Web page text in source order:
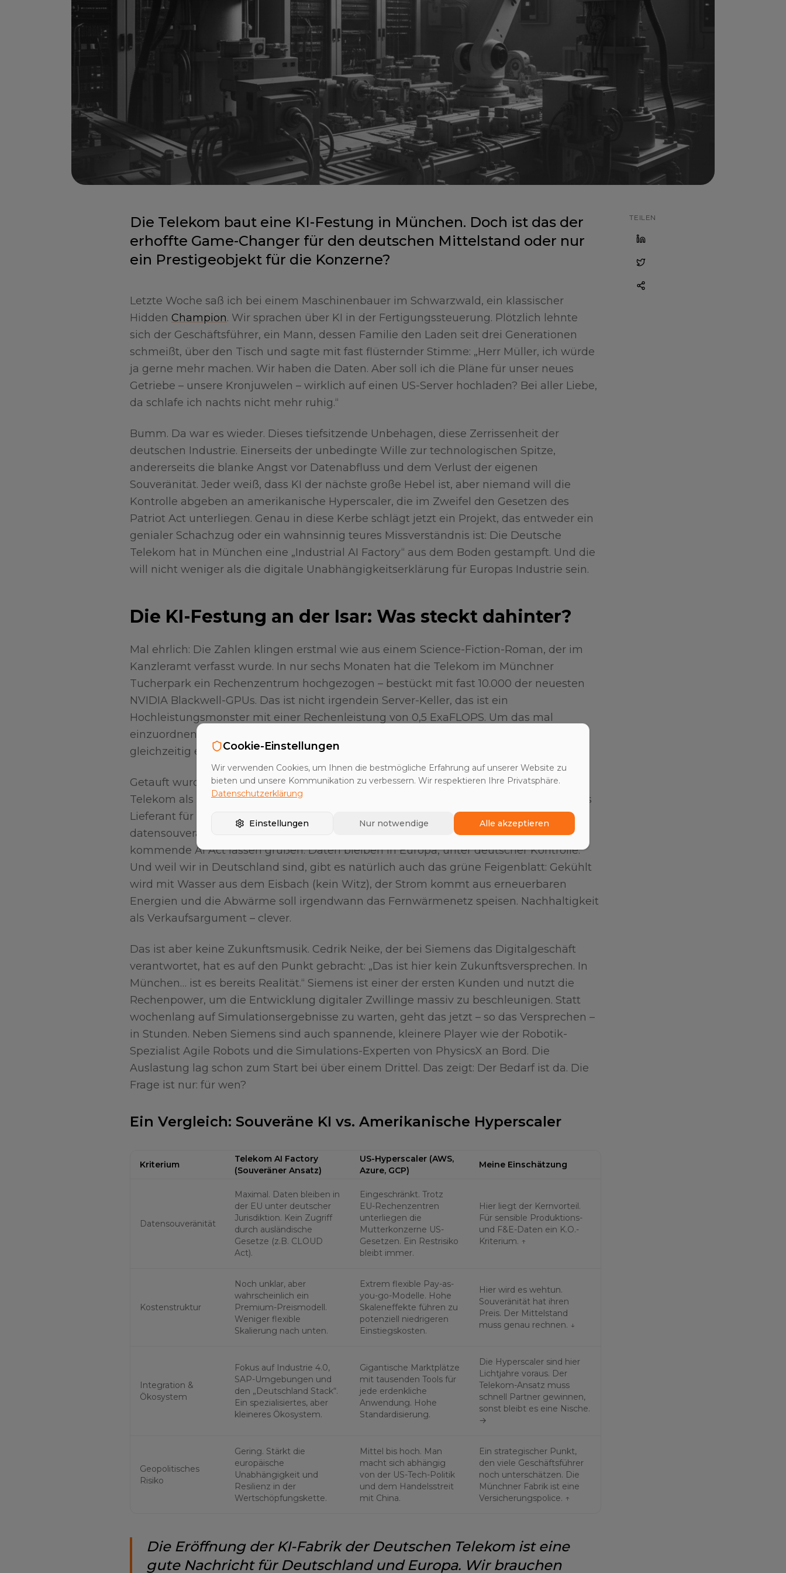
Die Telekom baut eine KI-Festung in München. Doch ist das der
erhoffte Game-Changer für den deutschen Mittelstand oder nur
ein Prestigeobjekt für die Konzerne?
Letzte Woche saß ich bei einem Maschinenbauer im Schwarzwald, ein klassischer
Hidden Champion. Wir sprachen über KI in der Fertigungssteuerung. Plötzlich lehnte
sich der Geschäftsführer, ein Mann, dessen Familie den Laden seit drei Generationen
schmeißt, über den Tisch und sagte mit fast flüsternder Stimme: „Herr Müller, ich würde
ja gerne mehr machen. Wir haben die Daten. Aber soll ich die Pläne für unser neues
Getriebe – unsere Kronjuwelen – wirklich auf einen US-Server hochladen? Bei aller Liebe,
da schlafe ich nachts nicht mehr ruhig.“
Bumm. Da war es wieder. Dieses tiefsitzende Unbehagen, diese Zerrissenheit der
deutschen Industrie. Einerseits der unbedingte Wille zur technologischen Spitze,
andererseits die blanke Angst vor Datenabfluss und dem Verlust der eigenen
Souveränität. Jeder weiß, dass KI der nächste große Hebel ist, aber niemand will die
Kontrolle abgeben an amerikanische Hyperscaler, die im Zweifel den Gesetzen des
Patriot Act unterliegen. Genau in diese Kerbe schlägt jetzt ein Projekt, das entweder ein
genialer Schachzug oder ein wahnsinnig teures Missverständnis ist: Die Deutsche
Telekom hat in München eine „Industrial AI Factory“ aus dem Boden gestampft. Und die
will nicht weniger als die digitale Unabhängigkeitserklärung für Europas Industrie sein.
Die KI-Festung an der Isar: Was steckt dahinter?
Mal ehrlich: Die Zahlen klingen erstmal wie aus einem Science-Fiction-Roman, der im
Kanzleramt verfasst wurde. In nur sechs Monaten hat die Telekom im Münchner
Tucherpark ein Rechenzentrum hochgezogen – bestückt mit fast 10.000 der neuesten
NVIDIA Blackwell-GPUs. Das ist nicht irgendein Server-Keller, das ist ein
Hochleistungsmonster mit einer Rechenleistung von 0,5 ExaFLOPS. Um das mal
einzuordnen: Damit könnte man theoretisch für alle 450 Millionen EU-Bürger
gleichzeitig einen KI-Assistenten betreiben. Das Ding ist eine Ansage.
Getauft wurde das Ganze auf den Namen „Deutschland Stack“. Eine Allianz aus der
Telekom als Infrastruktur-Betreiber, SAP für die Business-Software und eben NVIDIA als
Lieferant für die PS unter der Haube. Die Idee ist einfach und verlockend: Eine sichere,
datensouveräne Plattform, die komplett nach EU-Regeln spielt – DSGVO und der
kommende AI Act lassen grüßen. Daten bleiben in Europa, unter deutscher Kontrolle.
Und weil wir in Deutschland sind, gibt es natürlich auch das grüne Feigenblatt: Gekühlt
wird mit Wasser aus dem Eisbach (kein Witz), der Strom kommt aus erneuerbaren
Energien und die Abwärme soll irgendwann das Fernwärmenetz speisen. Nachhaltigkeit
als Verkaufsargument – clever.
Das ist aber keine Zukunftsmusik. Cedrik Neike, der bei Siemens das Digitalgeschäft
verantwortet, hat es auf den Punkt gebracht: „Das ist hier kein Zukunftsversprechen. In
München… ist es bereits Realität.“ Siemens ist einer der ersten Kunden und nutzt die
Rechenpower, um die Entwicklung digitaler Zwillinge massiv zu beschleunigen. Statt
wochenlang auf Simulationsergebnisse zu warten, geht das jetzt – so das Versprechen –
in Stunden. Neben Siemens sind auch spannende, kleinere Player wie der Robotik-
Spezialist Agile Robots und die Simulations-Experten von PhysicsX an Bord. Die
Auslastung lag schon zum Start bei über einem Drittel. Das zeigt: Der Bedarf ist da. Die
Frage ist nur: für wen?
Ein Vergleich: Souveräne KI vs. Amerikanische Hyperscaler
Kriterium
Telekom AI Factory
(Souveräner Ansatz)
US-Hyperscaler (AWS,
Azure, GCP)
Meine Einschätzung
Datensouveränität
Maximal. Daten bleiben in
der EU unter deutscher
Jurisdiktion. Kein Zugriff
durch ausländische
Gesetze (z.B. CLOUD
Act).
Eingeschränkt. Trotz
EU-Rechenzentren
unterliegen die
Mutterkonzerne US-
Gesetzen. Ein Restrisiko
bleibt immer.
Hier liegt der Kernvorteil.
Für sensible Produktions-
und F&E-Daten ein K.O.-
Kriterium. ↑
Kostenstruktur
Noch unklar, aber
wahrscheinlich ein
Premium-Preismodell.
Weniger flexible
Skalierung nach unten.
Extrem flexible Pay-as-
you-go-Modelle. Hohe
Skaleneffekte führen zu
potenziell niedrigeren
Einstiegskosten.
Hier wird es wehtun.
Souveränität hat ihren
Preis. Der Mittelstand
muss genau rechnen. ↓
Integration &
Ökosystem
Fokus auf Industrie 4.0,
SAP-Umgebungen und
den „Deutschland Stack“.
Ein spezialisiertes, aber
kleineres Ökosystem.
Gigantische Marktplätze
mit tausenden Tools für
jede erdenkliche
Anwendung. Hohe
Standardisierung.
Die Hyperscaler sind hier
Lichtjahre voraus. Der
Telekom-Ansatz muss
schnell Partner gewinnen,
sonst bleibt es eine Nische.
→
Geopolitisches
Risiko
Gering. Stärkt die
europäische
Unabhängigkeit und
Resilienz in der
Wertschöpfungskette.
Mittel bis hoch. Man
macht sich abhängig
von der US-Tech-Politik
und dem Handelsstreit
mit China.
Ein strategischer Punkt,
den viele Geschäftsführer
noch unterschätzen. Die
Münchner Fabrik ist eine
Versicherungspolice. ↑
Die Eröffnung der KI-Fabrik der Deutschen Telekom ist eine
gute Nachricht für Deutschland und Europa. Wir brauchen
TEILEN
Cookie-Einstellungen
Wir verwenden Cookies, um Ihnen die bestmögliche Erfahrung auf unserer Website zu
bieten und unsere Kommunikation zu verbessern. Wir respektieren Ihre Privatsphäre.
Datenschutzerklärung
Einstellungen Nur notwendige Alle akzeptieren